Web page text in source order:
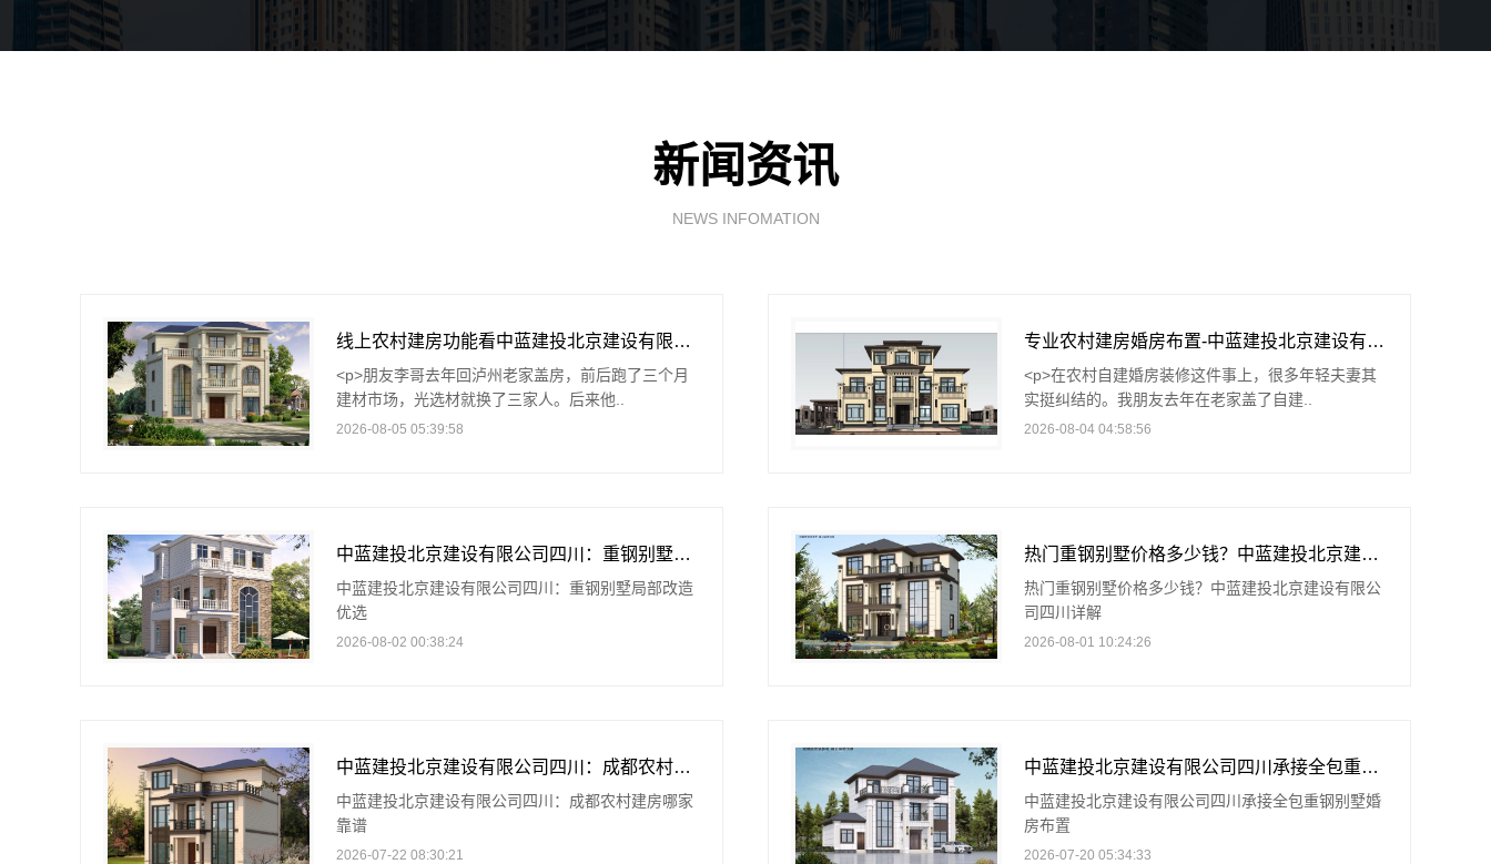
新闻资讯
NEWS INFOMATION
线上农村建房功能看中蓝建投北京建设有限公司四川
<p>朋友李哥去年回泸州老家盖房，前后跑了三个月
建材市场，光选材就换了三家人。后来他..
2026-08-05 05:39:58
专业农村建房婚房布置-中蓝建投北京建设有限公司四川
<p>在农村自建婚房装修这件事上，很多年轻夫妻其
实挺纠结的。我朋友去年在老家盖了自建..
2026-08-04 04:58:56
中蓝建投北京建设有限公司四川：重钢别墅局部改造优选
中蓝建投北京建设有限公司四川：重钢别墅局部改造
优选
2026-08-02 00:38:24
热门重钢别墅价格多少钱？中蓝建投北京建设有限公司四川详解
热门重钢别墅价格多少钱？中蓝建投北京建设有限公
司四川详解
2026-08-01 10:24:26
中蓝建投北京建设有限公司四川：成都农村建房哪家靠谱
中蓝建投北京建设有限公司四川：成都农村建房哪家
靠谱
2026-07-22 08:30:21
中蓝建投北京建设有限公司四川承接全包重钢别墅婚房布置
中蓝建投北京建设有限公司四川承接全包重钢别墅婚
房布置
2026-07-20 05:34:33